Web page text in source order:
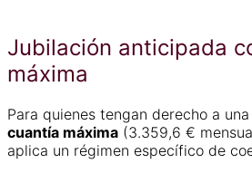
Jubilación anticipada
máxima
Para quienes tengan derecho a
cuantía máxima (3.359,6 €
aplica un régimen específico de